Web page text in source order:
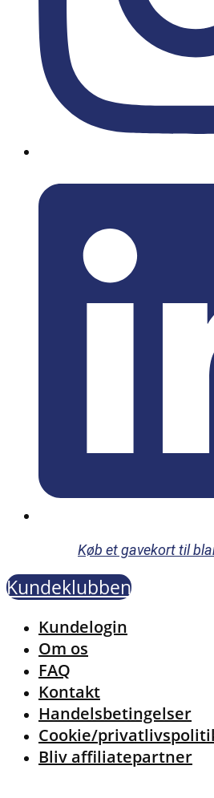
Køb et gavekort til
Kundeklubben
MenuKundelogin
Om os
FAQ
Kontakt
Handelsbetingelser
Cookie/
Bliv affiliatepartner